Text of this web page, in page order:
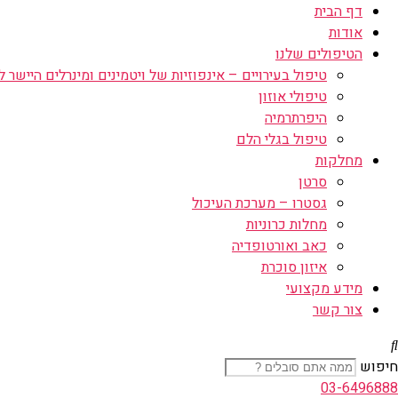
דף הבית
אודות
הטיפולים שלנו
טיפול בעירויים – אינפוזיות של ויטמינים ומינרלים היישר
טיפולי אוזון
היפרתרמיה
טיפול בגלי הלם
מחלקות
סרטן
גסטרו – מערכת העיכול
מחלות כרוניות
כאב ואורטופדיה
איזון סוכרת
מידע מקצועי
צור קשר
חיפוש
03-6496888